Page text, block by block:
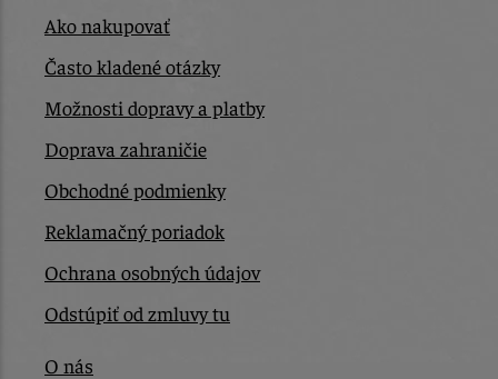
Ako nakupovať
Často kladené otázky
Možnosti dopravy a platby
Doprava zahraničie
Obchodné podmienky
Reklamačný poriadok
Ochrana osobných údajov
Odstúpiť od zmluvy tu
O nás